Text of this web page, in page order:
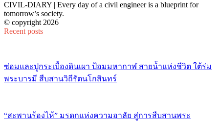
CIVIL-DIARY | Every day of a civil engineer is a blueprint for
tomorrow’s society.
© copyright 2026
Recent posts
ซ่อมและปูกระเบื้องดินเผา ป้อมมหากาฬ สายน้ำแห่งชีวิต ใต้ร่ม
พระบารมี สืบสานวิถีรัตนโกสินทร์
“สะพานร้องไห้” มรดกแห่งความอาลัย สู่การสืบสานพระ